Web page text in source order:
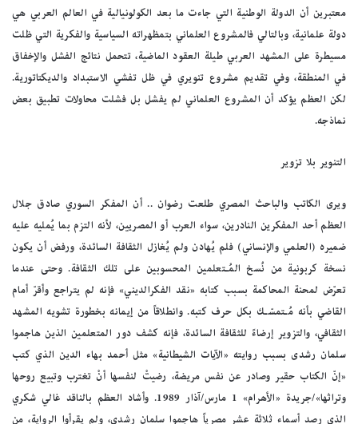
معتبرين أن الدولة الوطنية التي جاءت ما بعد الكولونيالية في العالم العربي هي
دولة علمانية، وبالتالي فالمشروع العلماني بتمظهراته السياسية والفكرية التي ظلت
مسيطرة على المشهد العربي طيلة العقود الماضية، تتحمل نتائج الفشل والإخفاق
في المنطقة، وفي تقديم مشروع تنويري في ظل تفشي الاستبداد والديكتاتورية.
لكن العظم يؤكد أن المشروع العلماني لم يفشل بل فشلت محاولات تطبيق بعض
نماذجه.
التنوير بلا تزوير
ويرى الكاتب والباحث المصري طلعت رضوان .. أن المفكر السوري صادق جلال
العظم أحد المفكرين النادرين، سواء العرب أو المصريين، لأنه التزم بما يُمليه عليه
ضميره (العلمي والإنساني) فلم يُهادن ولم يُغازل الثقافة السائدة، ورفض أن يكون
نسخة كربونية من نُسخ المُـتعلمين المحسوبين على تلك الثقافة. وحتى عندما
تعرّض لمحنة المحاكمة بسبب كتابه «نقد الفكرالديني» فإنه لم يتراجع وأقرّ أمام
القاضي بأنه مُـتمسّـك بكل حرف كتبه. وانطلاقاً من إيمانه بخطورة تشويه المشهد
الثقافي، والتزوير إرضاءً للثقافة السائدة، فإنه كشف دور المتعلمين الذين هاجموا
سلمان رشدى بسبب روايته «الآيات الشيطانية» مثل أحمد بهاء الدين الذي كتب
«إنّ الكتاب حقير وصادر عن نفس مريضة، رضيتْ لنفسها أنْ تغترب وتبيع روحها
وتراثها»/جريدة «الأهرام» 1 مارس/آذار 1989. وأشاد العظم بالناقد غالي شكري
الذي رصد أسماء ثلاثة عشر مصرياً هاجموا سلمان رشدي، ولم يقرأوا الرواية، من